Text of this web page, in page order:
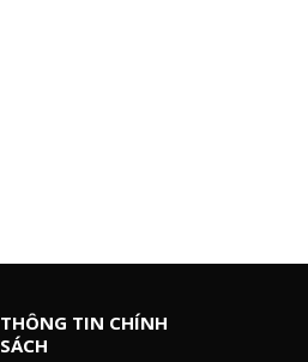
THÔNG TIN CHÍNH
SÁCH